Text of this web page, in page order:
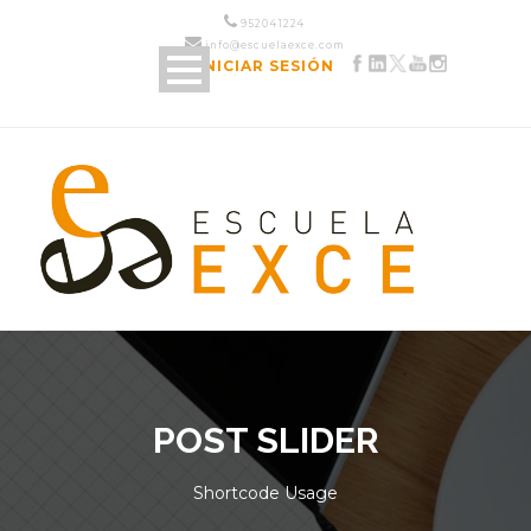
952 04 12 24
info@escuelaexce.com
INICIAR SESIÓN
POST SLIDER
Shortcode Usage